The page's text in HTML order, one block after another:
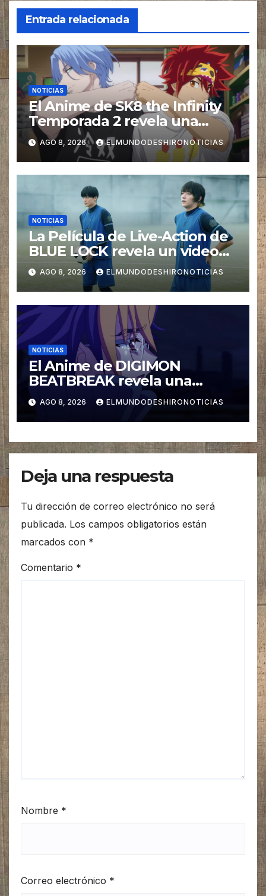
Entrada relacionada
NOTICIAS
El Anime de SK8 the Infinity
Temporada 2 revela una
imagen promocional
AGO 8, 2026 ELMUNDODESHIRONOTICIAS
NOTICIAS
La Película de Live-Action de
BLUE LOCK revela un video
especial con el tema musical
interpretado por Ado
AGO 8, 2026 ELMUNDODESHIRONOTICIAS
NOTICIAS
El Anime de DIGIMON
BEATBREAK revela una
nueva imagen para su ultimo
Arco Asuka
AGO 8, 2026 ELMUNDODESHIRONOTICIAS
Deja una respuesta
Tu dirección de correo electrónico no será
publicada. Los campos obligatorios están
marcados con *
Comentario *
Nombre *
Correo electrónico *